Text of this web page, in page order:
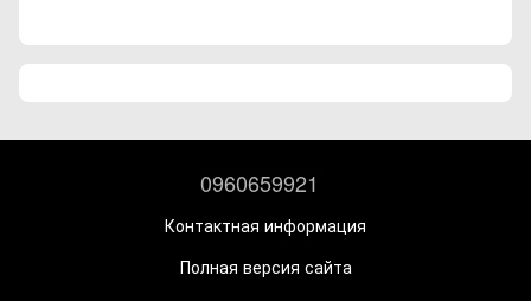
0960659921
Контактная информация
Полная версия сайта